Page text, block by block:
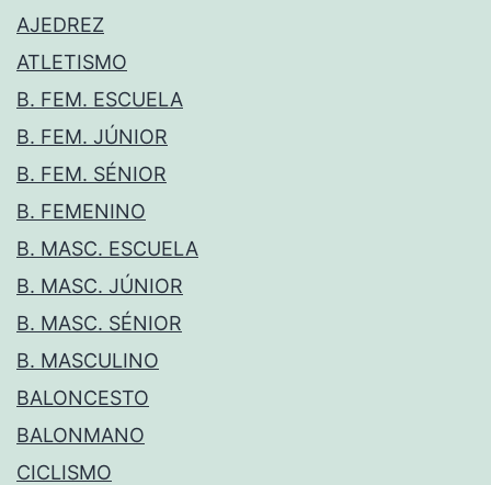
AJEDREZ
ATLETISMO
B. FEM. ESCUELA
B. FEM. JÚNIOR
B. FEM. SÉNIOR
B. FEMENINO
B. MASC. ESCUELA
B. MASC. JÚNIOR
B. MASC. SÉNIOR
B. MASCULINO
BALONCESTO
BALONMANO
CICLISMO